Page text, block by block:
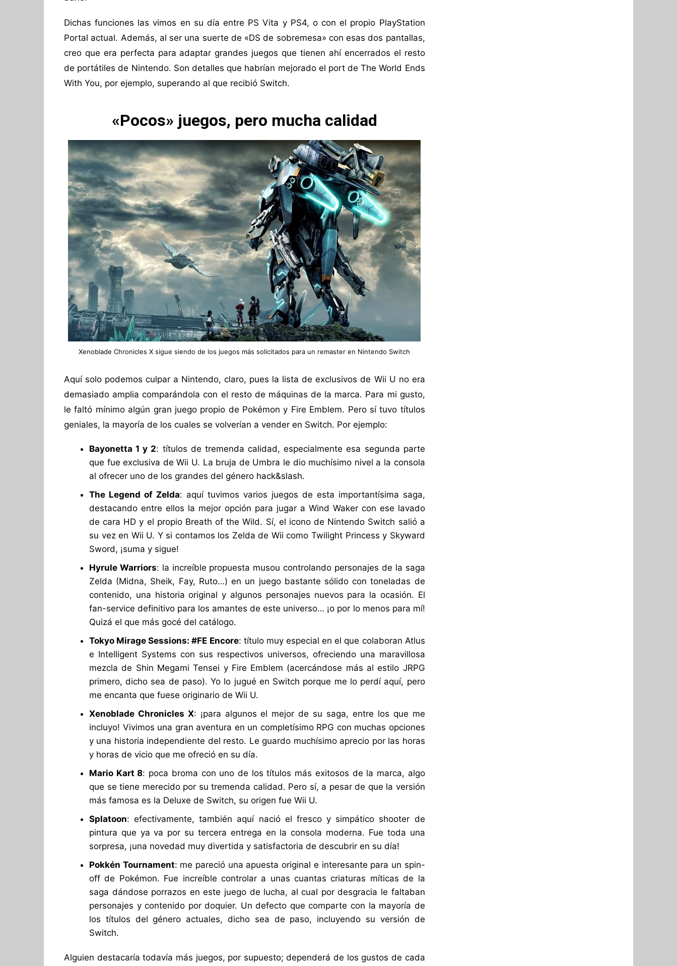
Dichas funciones las vimos en su día entre PS Vita y PS4, o con el propio PlayStation
Portal actual. Además, al ser una suerte de «DS de sobremesa» con esas dos pantallas,
creo que era perfecta para adaptar grandes juegos que tienen ahí encerrados el resto
de portátiles de Nintendo. Son detalles que habrían mejorado el port de The World Ends
With You, por ejemplo, superando al que recibió Switch.
«Pocos» juegos, pero mucha calidad
Xenoblade Chronicles X sigue siendo de los juegos más solicitados para un remaster en Nintendo Switch
Aquí solo podemos culpar a Nintendo, claro, pues la lista de exclusivos de Wii U no era
demasiado amplia comparándola con el resto de máquinas de la marca. Para mi gusto,
le faltó mínimo algún gran juego propio de Pokémon y Fire Emblem. Pero sí tuvo títulos
geniales, la mayoría de los cuales se volverían a vender en Switch. Por ejemplo:
Bayonetta 1 y 2: títulos de tremenda calidad, especialmente esa segunda parte
que fue exclusiva de Wii U. La bruja de Umbra le dio muchísimo nivel a la consola
al ofrecer uno de los grandes del género hack&slash.
The Legend of Zelda: aquí tuvimos varios juegos de esta importantísima saga,
destacando entre ellos la mejor opción para jugar a Wind Waker con ese lavado
de cara HD y el propio Breath of the Wild. Sí, el icono de Nintendo Switch salió a
su vez en Wii U. Y si contamos los Zelda de Wii como Twilight Princess y Skyward
Sword, ¡suma y sigue!
Hyrule Warriors: la increíble propuesta musou controlando personajes de la saga
Zelda (Midna, Sheik, Fay, Ruto…) en un juego bastante sólido con toneladas de
contenido, una historia original y algunos personajes nuevos para la ocasión. El
fan-service definitivo para los amantes de este universo… ¡o por lo menos para mí!
Quizá el que más gocé del catálogo.
Tokyo Mirage Sessions: #FE Encore: título muy especial en el que colaboran Atlus
e Intelligent Systems con sus respectivos universos, ofreciendo una maravillosa
mezcla de Shin Megami Tensei y Fire Emblem (acercándose más al estilo JRPG
primero, dicho sea de paso). Yo lo jugué en Switch porque me lo perdí aquí, pero
me encanta que fuese originario de Wii U.
Xenoblade Chronicles X: ¡para algunos el mejor de su saga, entre los que me
incluyo! Vivimos una gran aventura en un completísimo RPG con muchas opciones
y una historia independiente del resto. Le guardo muchísimo aprecio por las horas
y horas de vicio que me ofreció en su día.
Mario Kart 8: poca broma con uno de los títulos más exitosos de la marca, algo
que se tiene merecido por su tremenda calidad. Pero sí, a pesar de que la versión
más famosa es la Deluxe de Switch, su origen fue Wii U.
Splatoon: efectivamente, también aquí nació el fresco y simpático shooter de
pintura que ya va por su tercera entrega en la consola moderna. Fue toda una
sorpresa, ¡una novedad muy divertida y satisfactoria de descubrir en su día!
Pokkén Tournament: me pareció una apuesta original e interesante para un spin-
off de Pokémon. Fue increíble controlar a unas cuantas criaturas míticas de la
saga dándose porrazos en este juego de lucha, al cual por desgracia le faltaban
personajes y contenido por doquier. Un defecto que comparte con la mayoría de
los títulos del género actuales, dicho sea de paso, incluyendo su versión de
Switch.
Alguien destacaría todavía más juegos, por supuesto; dependerá de los gustos de cada